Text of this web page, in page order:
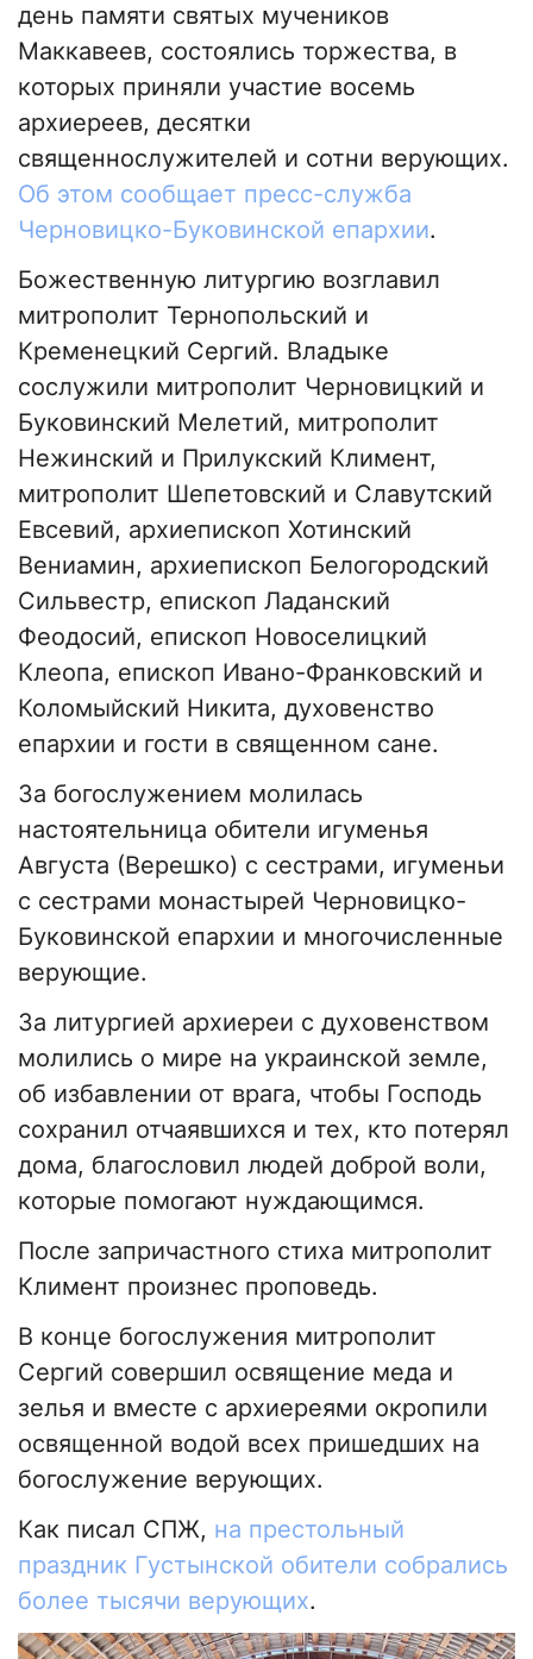
день памяти святых мучеников
Маккавеев, состоялись торжества, в
которых приняли участие восемь
архиереев, десятки
священнослужителей и сотни верующих.
Об этом сообщает пресс-служба
Черновицко-Буковинской епархии.
Божественную литургию возглавил
митрополит Тернопольский и
Кременецкий Сергий. Владыке
сослужили митрополит Черновицкий и
Буковинский Мелетий, митрополит
Нежинский и Прилукский Климент,
митрополит Шепетовский и Славутский
Евсевий, архиепископ Хотинский
Вениамин, архиепископ Белогородский
Сильвестр, епископ Ладанский
Феодосий, епископ Новоселицкий
Клеопа, епископ Ивано-Франковский и
Коломыйский Никита, духовенство
епархии и гости в священном сане.
За богослужением молилась
настоятельница обители игуменья
Августа (Верешко) с сестрами, игуменьи
с сестрами монастырей Черновицко-
Буковинской епархии и многочисленные
верующие.
За литургией архиереи с духовенством
молились о мире на украинской земле,
об избавлении от врага, чтобы Господь
сохранил отчаявшихся и тех, кто потерял
дома, благословил людей доброй воли,
которые помогают нуждающимся.
После запричастного стиха митрополит
Климент произнес проповедь.
В конце богослужения митрополит
Сергий совершил освящение меда и
зелья и вместе с архиереями окропили
освященной водой всех пришедших на
богослужение верующих.
Как писал СПЖ, на престольный
праздник Густынской обители собрались
более тысячи верующих.